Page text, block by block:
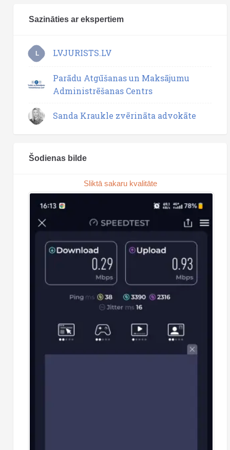
Sazināties ar ekspertiem
L LVJURISTS.LV
Parādu Atgūšanas un Maksājumu
Administrēšanas Centrs
Sanda Kraukle zvērināta advokāte
Šodienas bilde
Sliktā sakaru kvalitāte